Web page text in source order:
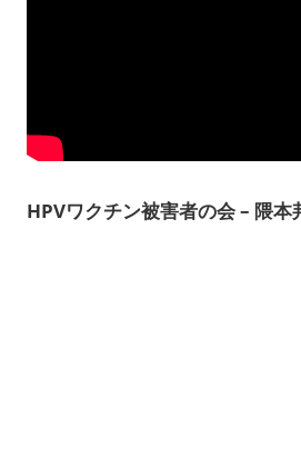
HPVワクチン被害者の会 – 隈本